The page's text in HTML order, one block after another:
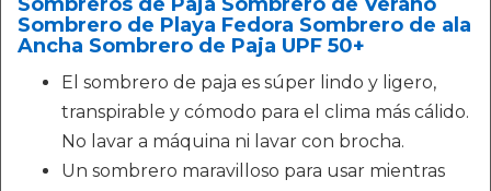
Sombrero de Playa Fedora Sombrero de ala
Ancha Sombrero de Paja UPF 50+
El sombrero de paja es súper lindo y ligero,
transpirable y cómodo para el clima más cálido.
No lavar a máquina ni lavar con brocha.
Un sombrero maravilloso para usar mientras